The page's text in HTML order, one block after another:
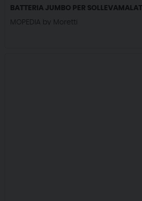
BATTERIA JUMBO PER
MOPEDIA by Moretti